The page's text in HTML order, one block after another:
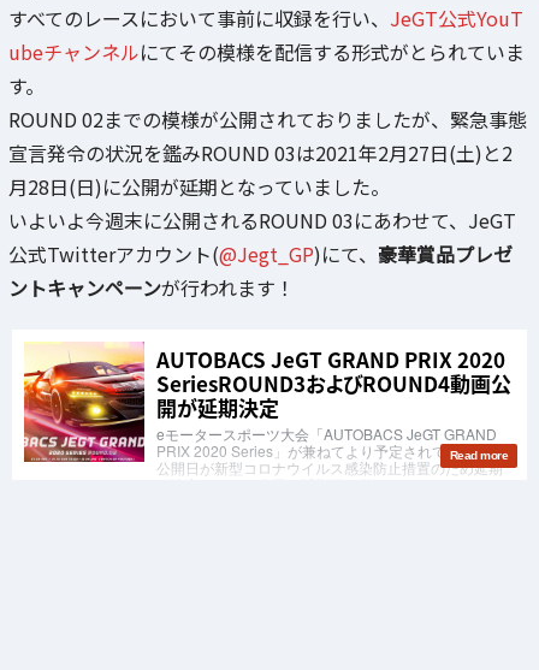
すべてのレースにおいて事前に収録を行い、 JeGT公式YouT
ubeチャンネルにてその模様を配信する形式がとられていま
す。
ROUND 02までの模様が公開されておりましたが、緊急事態
宣言発令の状況を鑑みROUND 03は2021年2月27日(土)と2
月28日(日)に公開が延期となっていました。
いよいよ今週末に公開されるROUND 03にあわせて、JeGT
公式Twitterアカウント(@Jegt_GP)にて、 豪華賞品プレゼ
ントキャンペーンが行われます！